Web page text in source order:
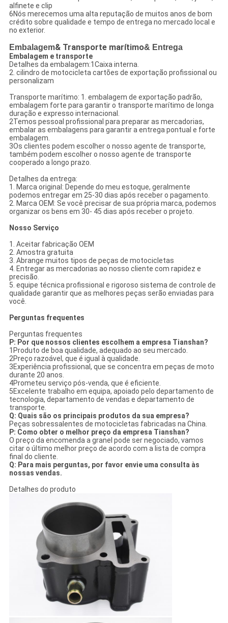
alfinete e clip
6Nós merecemos uma alta reputação de muitos anos de bom
crédito sobre qualidade e tempo de entrega no mercado local e
no exterior.
Embalagem& Transporte marítimo& Entrega
Embalagem e transporte
Detalhes da embalagem:1Caixa interna.
2. cilindro de motocicleta cartões de exportação profissional ou
personalizam
Transporte marítimo: 1. embalagem de exportação padrão,
embalagem forte para garantir o transporte marítimo de longa
duração e expresso internacional.
2Temos pessoal profissional para preparar as mercadorias,
embalar as embalagens para garantir a entrega pontual e forte
embalagem.
3Os clientes podem escolher o nosso agente de transporte,
também podem escolher o nosso agente de transporte
cooperado a longo prazo.
Detalhes da entrega:
1. Marca original: Depende do meu estoque, geralmente
podemos entregar em 25-30 dias após receber o pagamento.
2. Marca OEM: Se você precisar de sua própria marca, podemos
organizar os bens em 30- 45 dias após receber o projeto.
Nosso Serviço
1. Aceitar fabricação OEM
2. Amostra gratuita
3. Abrange muitos tipos de peças de motocicletas
4. Entregar as mercadorias ao nosso cliente com rapidez e
precisão.
5. equipe técnica profissional e rigoroso sistema de controle de
qualidade garantir que as melhores peças serão enviadas para
você.
Perguntas frequentes
Perguntas frequentes
P: Por que nossos clientes escolhem a empresa Tianshan?
1Produto de boa qualidade, adequado ao seu mercado.
2Preço razoável, que é igual à qualidade.
3Experiência profissional, que se concentra em peças de moto
durante 20 anos.
4Prometeu serviço pós-venda, que é eficiente.
5Excelente trabalho em equipa, apoiado pelo departamento de
tecnologia, departamento de vendas e departamento de
transporte.
Q: Quais são os principais produtos da sua empresa?
Peças sobressalentes de motocicletas fabricadas na China.
P: Como obter o melhor preço da empresa Tianshan?
O preço da encomenda a granel pode ser negociado, vamos
citar o último melhor preço de acordo com a lista de compra
final do cliente.
Q: Para mais perguntas, por favor envie uma consulta às
nossas vendas.
Detalhes do produto